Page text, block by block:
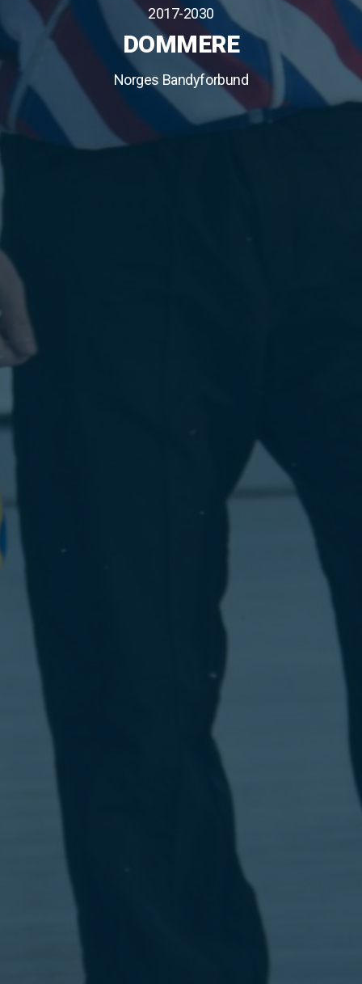
2017-2030
DOMMERE
Norges Bandyforbund